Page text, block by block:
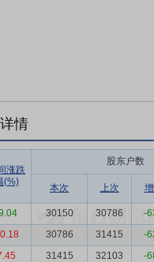
情
涨跌
(%)
股东户数
本次 上次
30150 30786
-
30786 31415
-
31415 32103
-